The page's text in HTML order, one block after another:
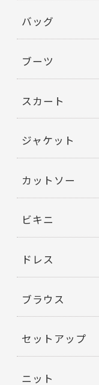
バッグ
ブーツ
スカート
ジャケット
カットソー
ビキニ
ドレス
ブラウス
セットアップ
ニット